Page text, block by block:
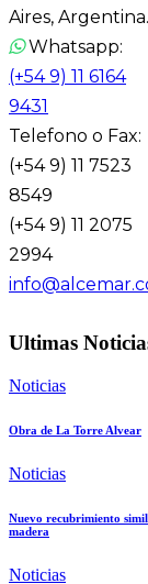
Aires, Argentina.
Whatsapp:
(+54 9) 11 6164
9431
Telefono o Fax:
(+54 9) 11 7523
8549
(+54 9) 11 2075
2994
Ultimas
Noticias
Obra de La Torre Alvear
Noticias
Nuevo recubrimiento simil
madera
Noticias